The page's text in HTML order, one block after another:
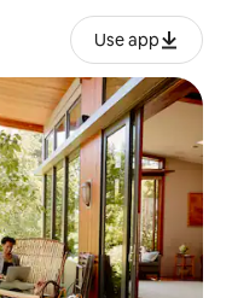
Use app